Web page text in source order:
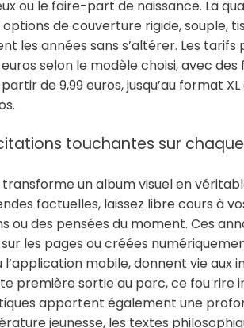
ou le faire-part de naissance. La
de couverture rigide, souple,
les années sans s’altérer. Les tarifs
selon le modèle choisi, avec
de 9,99 euros, jusqu’au format XL
touchantes sur
un album visuel en
factuelles, laissez libre cours à
ou des pensées du moment. Ces
les pages ou créées
mobile, donnent vie aux
première sortie au parc, ce fou rire
apportent également une
jeunesse, les textes